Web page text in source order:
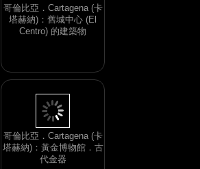
哥倫比亞．Cartagena (卡
塔赫納)：舊城中心 (El
Centro) 的建築物
哥倫比亞．Cartagena (卡
塔赫納)：黃金博物館．古
代金器